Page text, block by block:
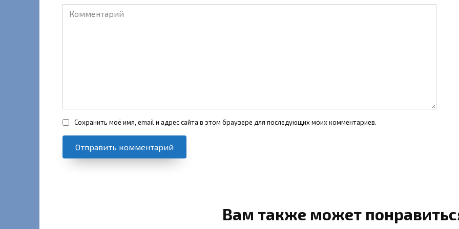
Комментарий
Сохранить моё имя, email и адрес сайта в этом браузере для последующих моих комментариев.
Вам также может